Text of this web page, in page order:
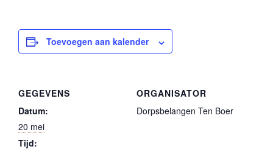
Toevoegen aan kalender
GEGEVENS
Datum:
20 mei
Tijd:
ORGANISATOR
Dorpsbelangen Ten Boer